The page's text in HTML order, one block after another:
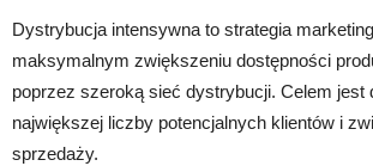
Dystrybucja intensywna to strategia
maksymalnym zwiększeniu dostępności
poprzez szeroką sieć dystrybucji. Celem jest
największej liczby potencjalnych klientów i
sprzedaży.